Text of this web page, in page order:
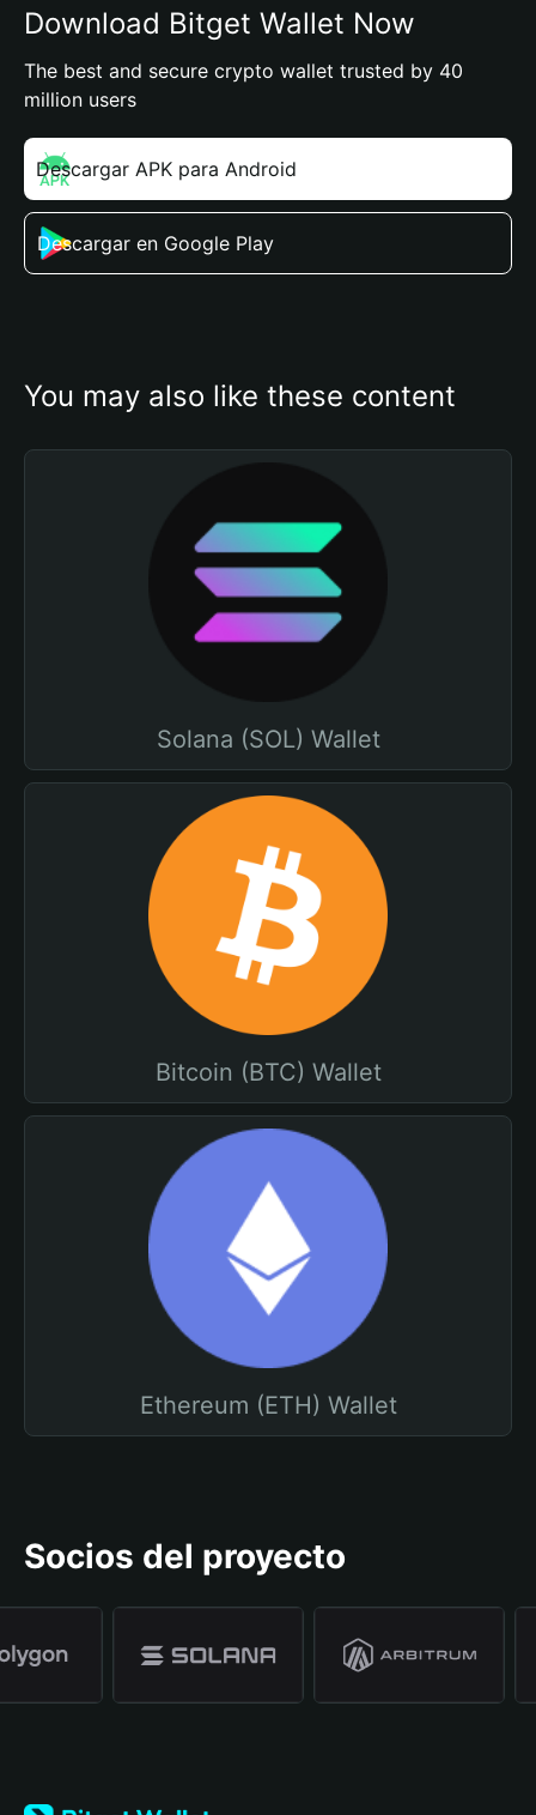
Download Bitget Wallet Now
The best and secure crypto wallet trusted by 40
million users
Descargar APK para Android
Descargar en Google Play
You may also like these content
Solana (SOL) Wallet
Bitcoin (BTC) Wallet
Ethereum (ETH) Wallet
Socios del proyecto